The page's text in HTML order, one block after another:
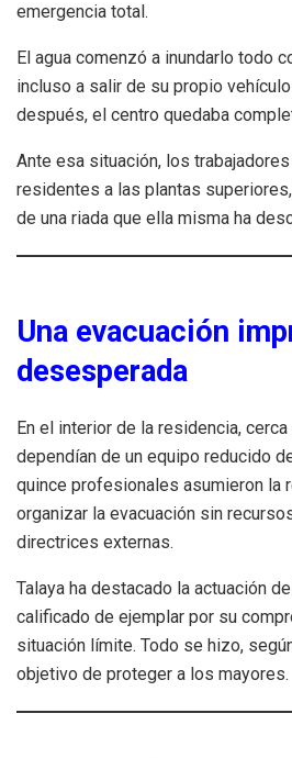
emergencia total.
El agua comenzó a inundarlo todo
incluso a salir de su propio
después, el centro quedaba
Ante esa situación, los
residentes a las plantas
de una riada que ella misma ha
Una evacuación
desesperada
En el interior de la residencia,
dependían de un equipo reducido
quince profesionales asumieron la
organizar la evacuación sin
directrices externas.
Talaya ha destacado la actuación
calificado de ejemplar por su
situación límite. Todo se hizo,
objetivo de proteger a los mayores.